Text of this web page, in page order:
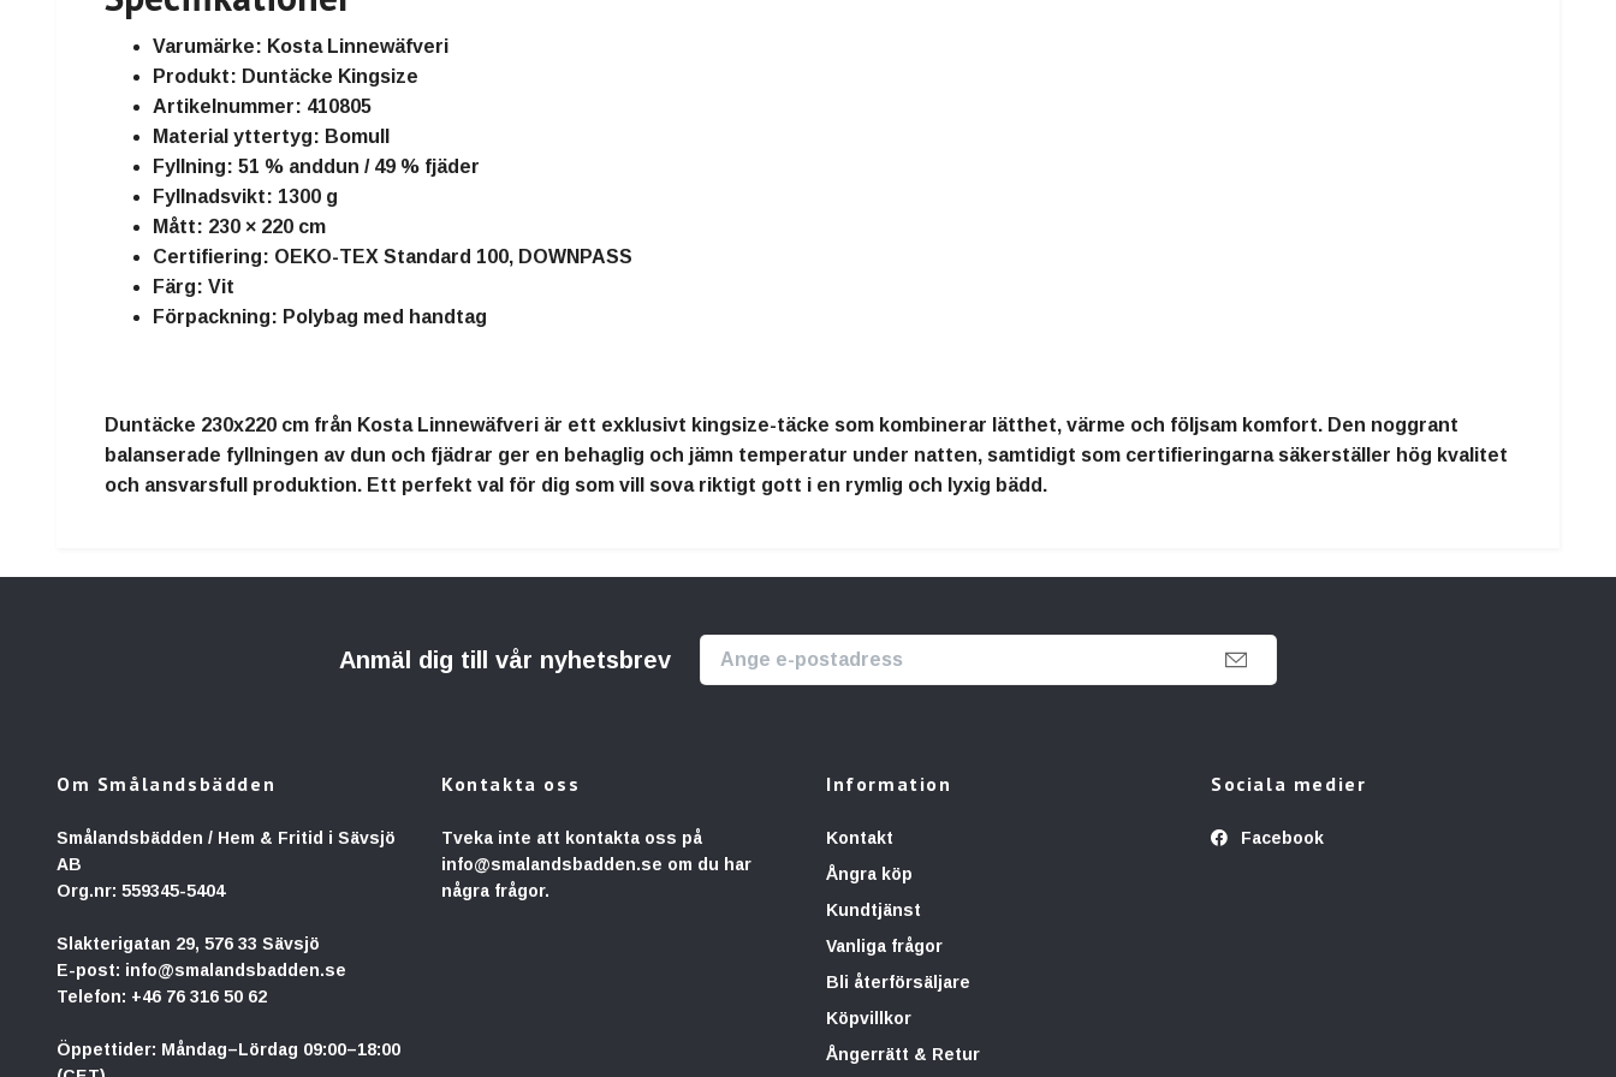
Varumärke: Kosta Linnewäfveri
Produkt: Duntäcke Kingsize
Artikelnummer: 410805
Material yttertyg: Bomull
Fyllning: 51 % anddun / 49 % fjäder
Fyllnadsvikt: 1300 g
Mått: 230 × 220 cm
Certifiering: OEKO-TEX Standard 100, DOWNPASS
Färg: Vit
Förpackning: Polybag med handtag
Duntäcke 230x220 cm från Kosta Linnewäfveri är ett exklusivt kingsize-täcke som kombinerar lätthet, värme och följsam komfort. Den noggrant
balanserade fyllningen av dun och fjädrar ger en behaglig och jämn temperatur under natten, samtidigt som certifieringarna säkerställer hög kvalitet
och ansvarsfull produktion. Ett perfekt val för dig som vill sova riktigt gott i en rymlig och lyxig bädd.
Anmäl dig till vår nyhetsbrev
Om Smålandsbädden
Smålandsbädden / Hem & Fritid i Sävsjö
AB
Org.nr: 559345-5404
Slakterigatan 29, 576 33 Sävsjö
E-post: info@smalandsbadden.se
Telefon: +46 76 316 50 62
Öppettider: Måndag–Lördag 09:00–18:00
Kontakta oss
Tveka inte att kontakta oss på
info@smalandsbadden.se om du har
några frågor.
Information
Kontakt
Ångra köp
Kundtjänst
Vanliga frågor
Bli återförsäljare
Köpvillkor
Ångerrätt & Retur
Sociala medier
Facebook